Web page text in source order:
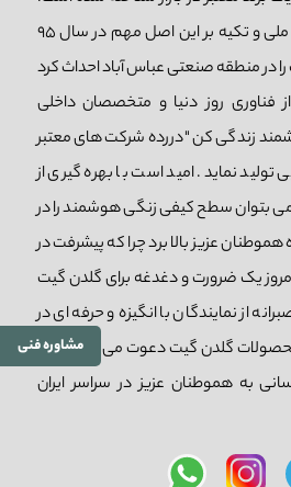
مشاوره فنی
گلدن گیت با رویکرد تولید ملی و تکیه بر این اصل مهم در سال 95
در منطقه صنعتی عباس آباد احداث کرد
فناوری روز دنیا و متخصصان داخلی
زندگی کن "دررده شرکت های معتبر
تولید نماید. امید است با بهره گیری از
بتوان سطح کیفی زنگی هوشمند را در
عزیز بالا برد چرا که پیشرفت در
یک ضرورت و دغدغه برای گلدن گیت
از نمایندگان با انگیزه و حرفه ای در
گلدن گیت دعوت می کنیم تا به
به هموطنان عزیز در سراسر ایران